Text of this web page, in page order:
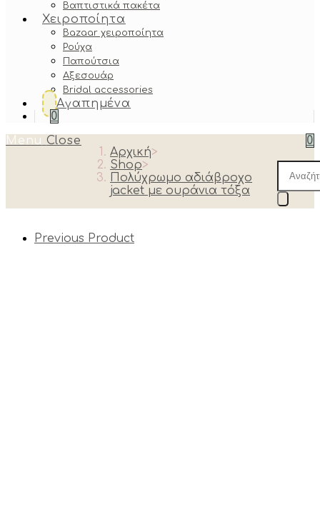
Βαπτιστικά πακέτα
Χειροποίητα
Bazaar χειροποίητα
Ρούχα
Παπούτσια
Αξεσουάρ
Bridal accessories
Αγαπημένα
0
0
Menu Close
search
Αρχική>
Shop>
Πολύχρωμο αδιάβροχο
jacket με ουράνια τόξα
Previous Product